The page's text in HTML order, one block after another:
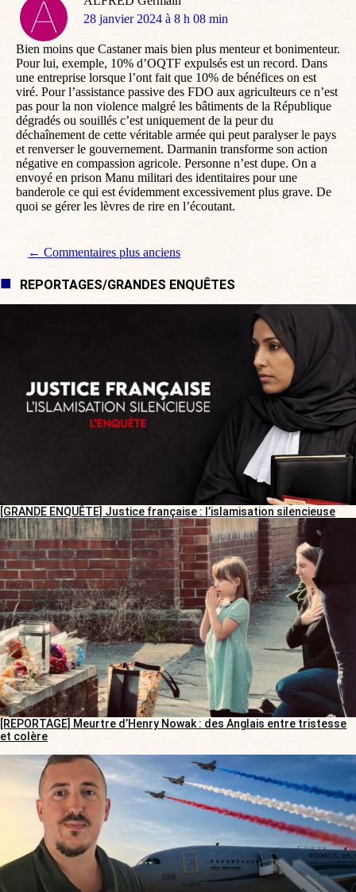
dit
28 janvier 2024 à 8 h 08 min
Bien moins que Castaner mais bien plus menteur et bonimenteur.
Pour lui, exemple, 10% d’OQTF expulsés est un record. Dans
une entreprise lorsque l’ont fait que 10% de bénéfices on est
viré. Pour l’assistance passive des FDO aux agriculteurs ce n’est
pas pour la non violence malgré les bâtiments de la République
dégradés ou souillés c’est uniquement de la peur du
déchaînement de cette véritable armée qui peut paralyser le pays
et renverser le gouvernement. Darmanin transforme son action
négative en compassion agricole. Personne n’est dupe. On a
envoyé en prison Manu militari des identitaires pour une
banderole ce qui est évidemment excessivement plus grave. De
quoi se gérer les lèvres de rire en l’écoutant.
Navigation de commentaire
← Commentaires plus anciens
REPORTAGES/GRANDES ENQUÊTES
[GRANDE ENQUÊTE] Justice française : l’islamisation silencieuse
[REPORTAGE] Meurtre d’Henry Nowak : des Anglais entre tristesse
et colère